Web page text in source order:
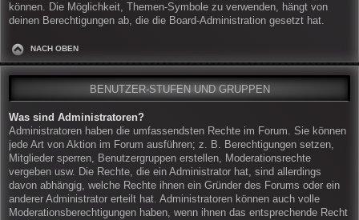
können. Die Möglichkeit, Themen-Symbole zu verwenden, hängt von
deinen Berechtigungen ab, die die Board-Administration gesetzt hat.
NACH OBEN
BENUTZER-STUFEN UND GRUPPEN
Was sind Administratoren?
Administratoren haben die umfassendsten Rechte im Forum. Sie können
jede Art von Aktion im Forum ausführen; z. B. Berechtigungen setzen,
Mitglieder sperren, Benutzergruppen erstellen, Moderationsrechte
vergeben usw. Die Rechte, die ein Administrator hat, sind allerdings
davon abhängig, welche Rechte ihnen ein Gründer des Forums oder ein
anderer Administrator erteilt hat. Administratoren können auch volle
Moderationsberechtigungen haben, wenn ihnen das entsprechende Recht